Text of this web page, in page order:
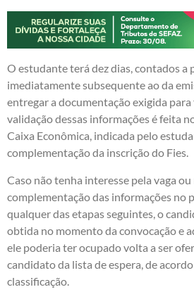
O estudante terá dez dias, contados
imediatamente subsequente ao da
entregar a documentação exigida
validação dessas informações é feita
Caixa Econômica, indicada pelo
complementação da inscrição do Fies.
Caso não tenha interesse pela vaga
complementação das informações no
qualquer das etapas seguintes, o
obtida no momento da convocação e
ele poderia ter ocupado volta a ser
candidato da lista de espera, de
classificação.